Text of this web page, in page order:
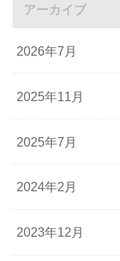
アーカイブ
2026年7月
2025年11月
2025年7月
2024年2月
2023年12月